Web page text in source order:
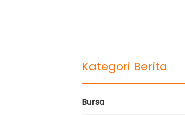
Kategori Berita
Bursa